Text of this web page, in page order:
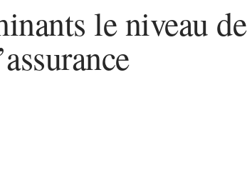
le niveau de